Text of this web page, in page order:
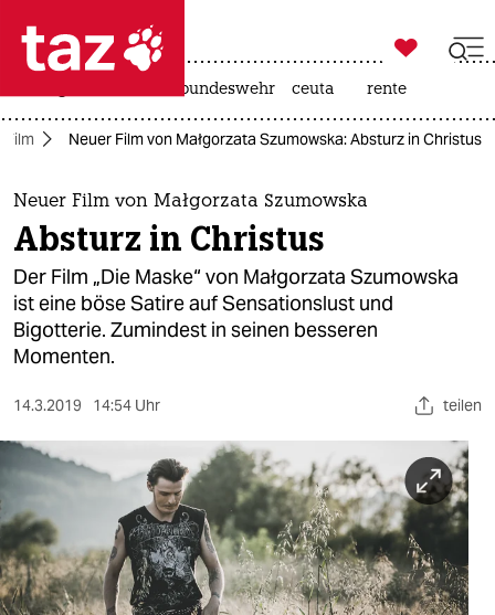
 taz zahl ich
taz zahl ich
themen
politik
öko
gesellschaft
kultur
sport
nord
wahrheit

taz zahl ich
bundeswehr ceuta rente
Film Neuer Film von Małgorzata Szumowska: Absturz in Christus
Neuer Film von Małgorzata Szumowska
Absturz in Christus
Der Film „Die Maske“ von Małgorzata Szumowska
ist eine böse Satire auf Sensationslust und
Bigotterie. Zumindest in seinen besseren
Momenten.
14.3.2019 14:54 Uhr teilen